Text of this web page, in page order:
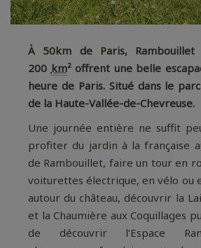
À 50km de Paris,
200 km² offrent une belle
heure de Paris. Situé dans le
de la Haute-Vallée-de-Chevreuse.
Une journée entière ne suffit
profiter du jardin à la française
de Rambouillet, faire un tour en
voiturettes électrique, en vélo ou
autour du château, découvrir la
et la Chaumière aux Coquillages
de découvrir l’Espace